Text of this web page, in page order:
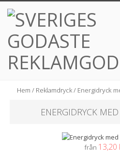
Hem / Reklamdryck/ Energidryck
ENERGIDRYCK
från 13,20